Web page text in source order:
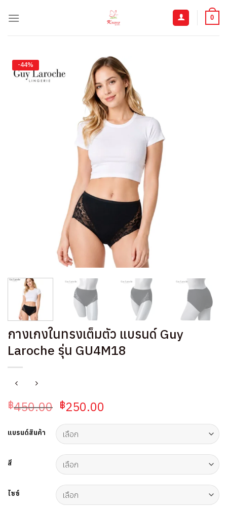
0
-44%
กางเกงในทรงเต็มตัว แบรนด์ Guy
Laroche รุ่น GU4M18
฿450.00 Original
was:
฿450.00.
฿250.00
฿250.00.
แบรนด์สินค้า
สี
ไซซ์